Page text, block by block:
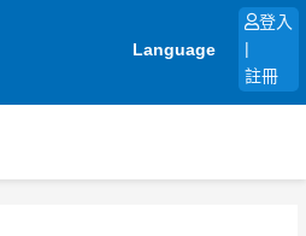
Language
登入
註冊